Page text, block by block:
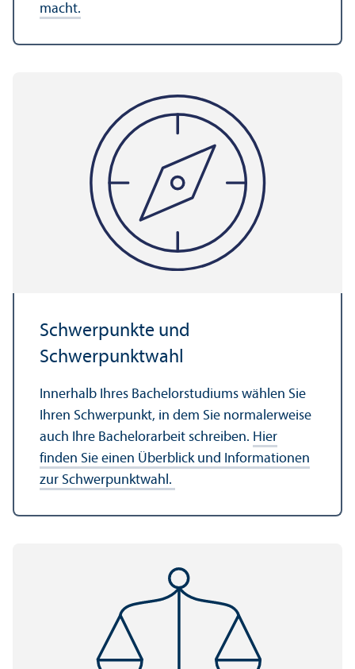
macht.
Schwerpunkte und
Schwerpunktwahl
Innerhalb Ihres Bachelor­studiums wählen Sie
Ihren Schwerpunkt, in dem Sie normalerweise
auch Ihre Bachelor­arbeit schreiben. Hier
finden Sie einen Über­blick und Informationen
zur Schwerpunktwahl.